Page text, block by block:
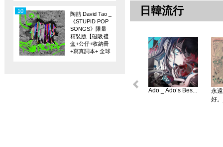
陶喆 David Tao _
《STUPID POP
SONGS》限量
精裝版【磁吸禮
盒+公仔+收納冊
+寫真詞本+ 全球
10 日韓流行
Ado _ Ado’s Bes...
永
好